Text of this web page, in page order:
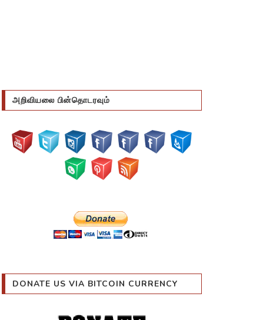
அறிவியலை பின்தொடரவும்
DONATE US VIA BITCOIN CURRENCY